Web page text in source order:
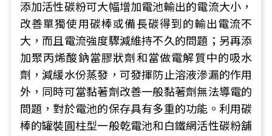
添加活性碳粉可大幅增加電池輸出的電流大小，
改善單獨使用碳棒或備長碳得到的輸出電流不
大，而且電流強度驟減維持不久的問題；另再添
加聚丙烯酸鈉當膠狀劑和當做電解質中的吸水
劑，減緩水份蒸發，可發揮防止溶液滲漏的作用
外，同時可當黏著劑改善一般黏著劑無法導電的
問題，對於電池的保存具有多重的功能。利用碳
棒的罐裝圓柱型一般乾電池和白鐵網活性碳粉舖